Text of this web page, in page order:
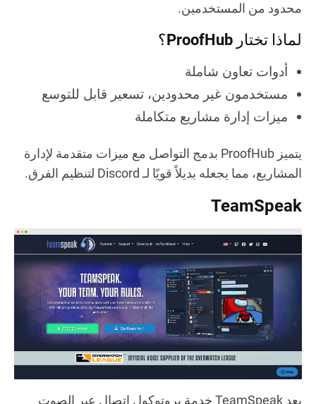
محدود من المستخدمين.
لماذا تختار ProofHub؟
أدوات تعاون شاملة
مستخدمون غير محدودين، تسعير قابل للتوسع
ميزات إدارة مشاريع متكاملة
يتميز ProofHub بدمج التواصل مع ميزات متقدمة لإدارة
المشاريع، مما يجعله بديلاً قويًا لـ Discord لتنظيم الفرق.
TeamSpeak
يعد TeamSpeak خدمة بروتوكول اتصال عبر الصوت